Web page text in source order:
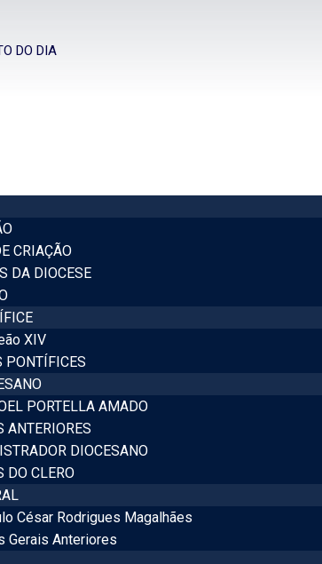
DO DIA
CRIAÇÃO
DA DIOCESE
XIV
PONTÍFICES
PORTELLA AMADO
ANTERIORES
DIOCESANO
DO CLERO
César Rodrigues Magalhães
Gerais Anteriores